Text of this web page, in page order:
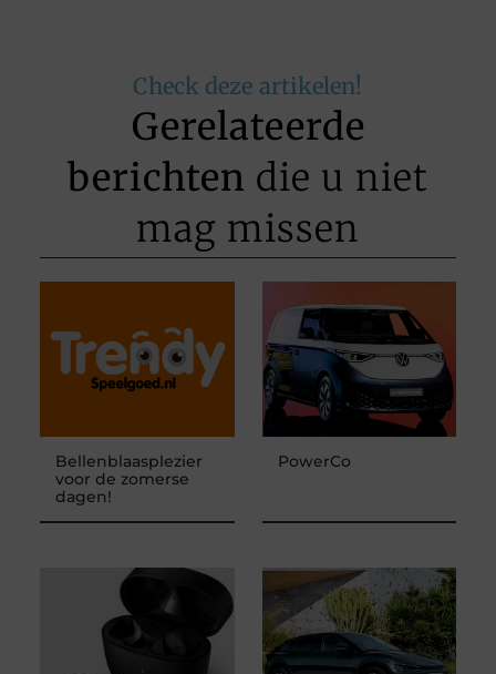
Check deze artikelen!
Gerelateerde
berichten die u niet
mag missen
Bellenblaasplezier
voor de zomerse
dagen!
PowerCo